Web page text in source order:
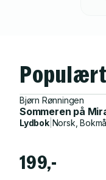
Bjørn Rønningen
Sommeren på
Lydbok| Norsk,
199,-